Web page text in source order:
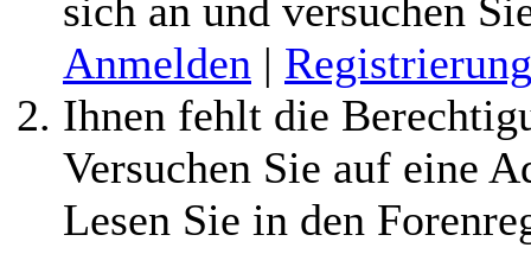
ersten Geburtstag!
⟩⟩09.12.2024:Es
wurden zwei neue
spielbare Gruppen
sich an und versuchen
Anmelden |
Ihnen fehlt die
Versuchen Sie auf eine
Lesen Sie in den